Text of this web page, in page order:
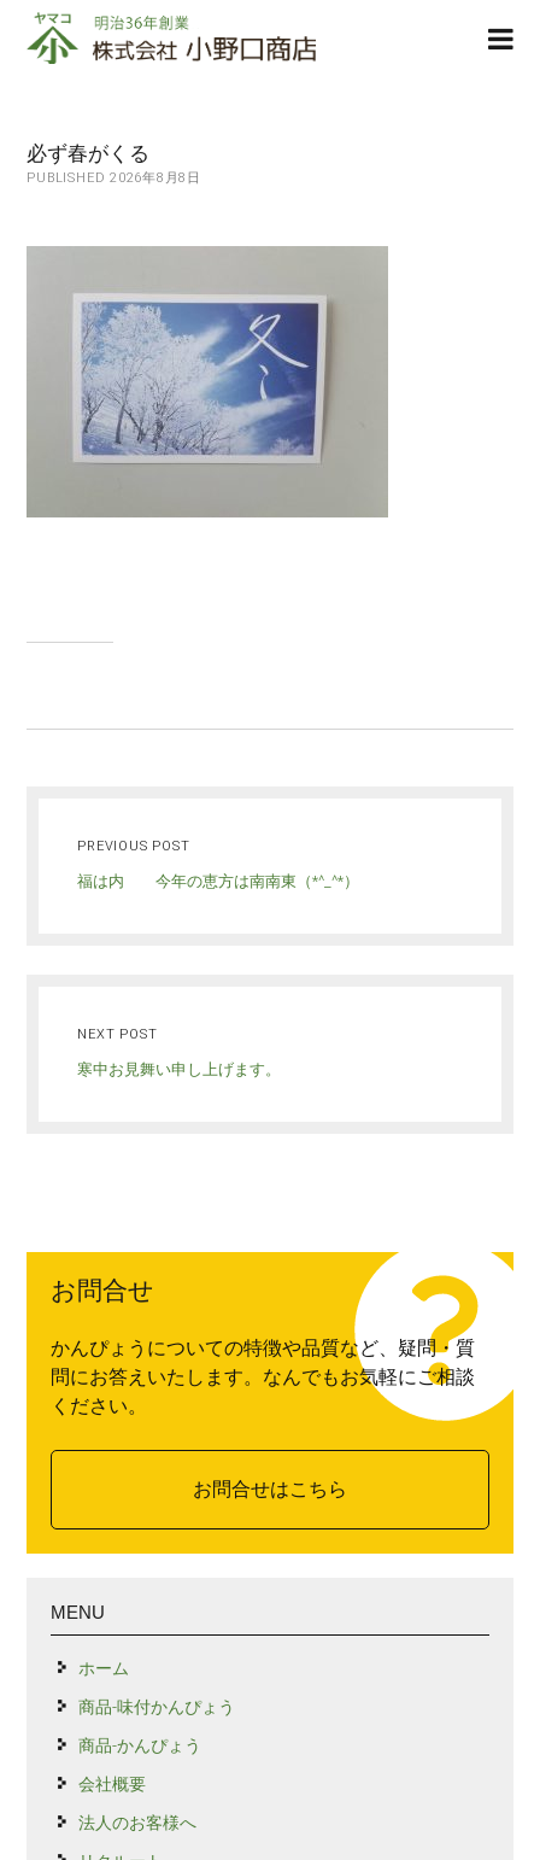
株
式
小
野
必ず春がくる
PUBLISHED 2026年8月8日
PREVIOUS POST
福は内 今年の恵方は南南東（*^_^*）
NEXT POST
寒中お見舞い申し上げます。
お問合せ
かんぴょうについての特徴や品質など、疑問・質
問にお答えいたします。なんでもお気軽にご相談
ください。
お問合せはこちら
MENU
ホーム
商品-味付かんぴょう
商品-かんぴょう
会社概要
法人のお客様へ